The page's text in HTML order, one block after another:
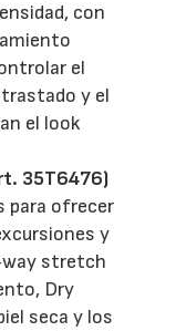
con
el
y el
el look
35T6476)
para ofrecer
y
stretch
Dry
seca y los